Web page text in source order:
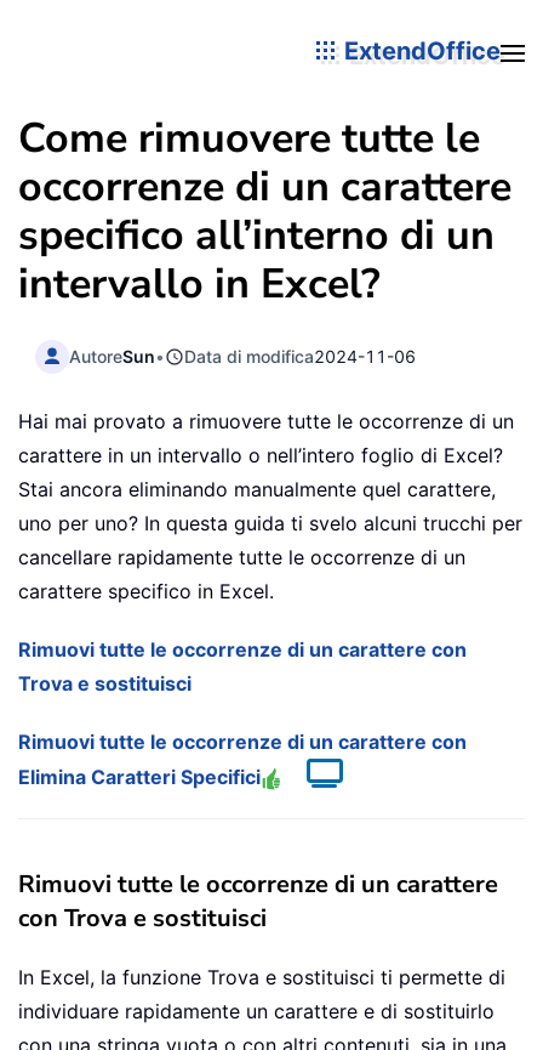
ExtendOffice
Come rimuovere tutte le
occorrenze di un carattere
specifico all’interno di un
intervallo in Excel?
AutoreSun• Data di modifica2024-11-06
Hai mai provato a rimuovere tutte le occorrenze di un
carattere in un intervallo o nell’intero foglio di Excel?
Stai ancora eliminando manualmente quel carattere,
uno per uno? In questa guida ti svelo alcuni trucchi per
cancellare rapidamente tutte le occorrenze di un
carattere specifico in Excel.
Rimuovi tutte le occorrenze di un carattere con
Trova e sostituisci
Rimuovi tutte le occorrenze di un carattere con
Elimina Caratteri Specifici
Rimuovi tutte le occorrenze di un carattere
con Trova e sostituisci
In Excel, la funzione Trova e sostituisci ti permette di
individuare rapidamente un carattere e di sostituirlo